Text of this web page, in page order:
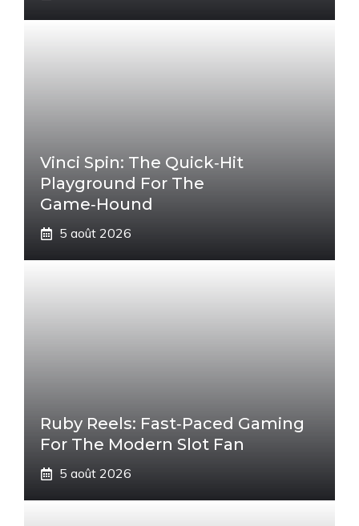
Vinci Spin: The Quick‑Hit
Playground For The
Game‑Hound
5 août 2026
Ruby Reels: Fast‑Paced Gaming
For The Modern Slot Fan
5 août 2026